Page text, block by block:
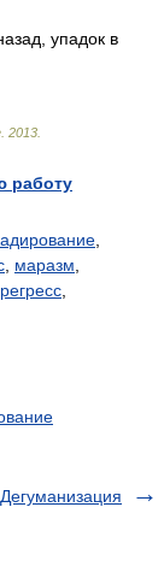
упадок в
2013
работу
маразм
регресс
Дегуманизация